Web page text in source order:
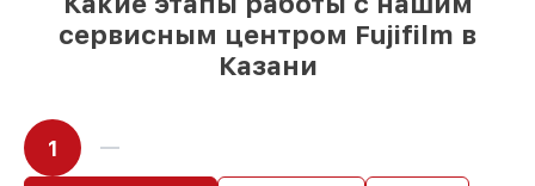
сразу
сервисным центром Fujifilm в
Казани
1